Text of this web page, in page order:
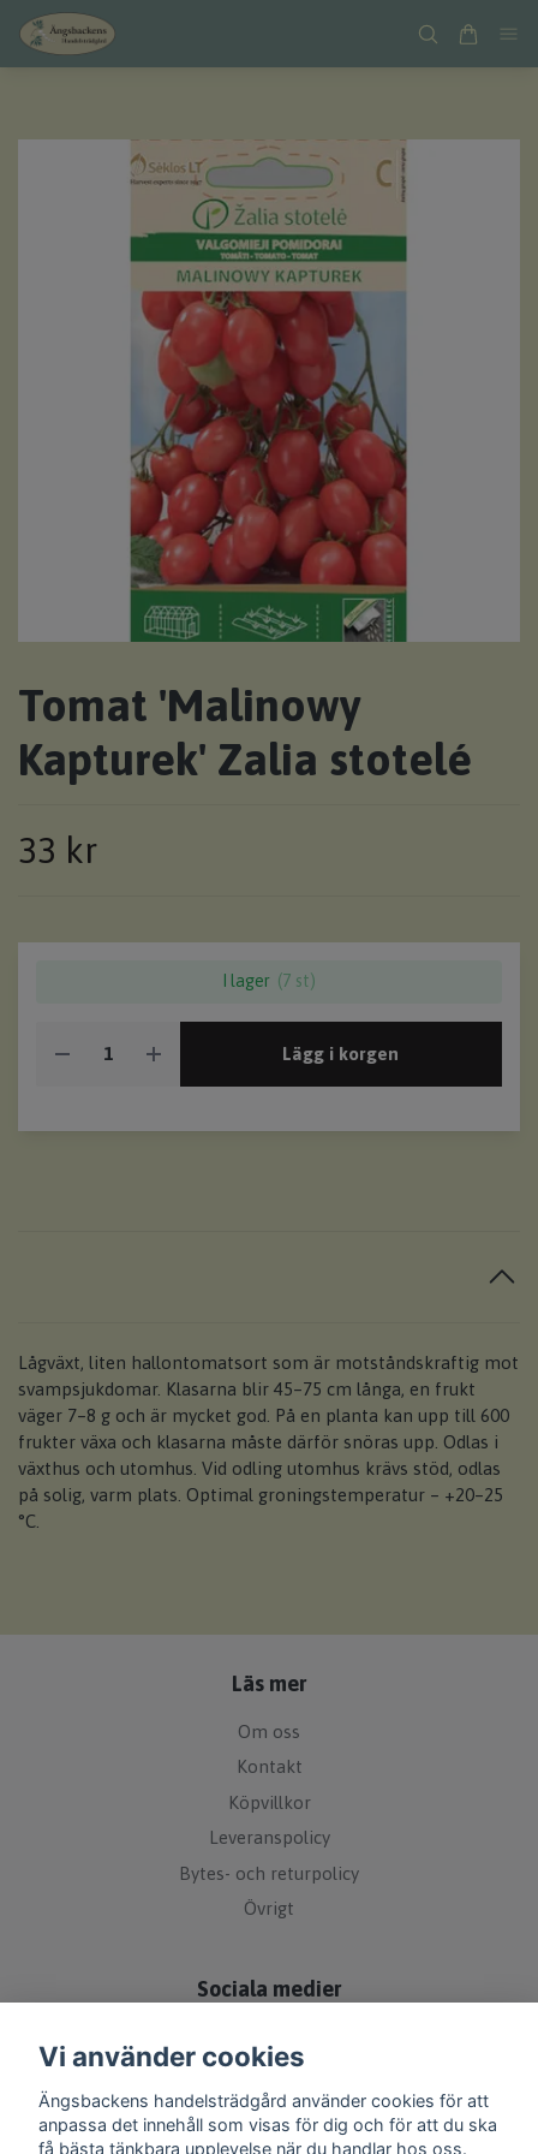
Tomat 'Malinowy
Kapturek' Zalia stotelé
33 kr
I lager (7 st)
Lägg i korgen
Lågväxt, liten hallontomatsort som är motståndskraftig mot
svampsjukdomar. Klasarna blir 45–75 cm långa, en frukt
väger 7–8 g och är mycket god. På en planta kan upp till 600
frukter växa och klasarna måste därför snöras upp. Odlas i
växthus och utomhus. Vid odling utomhus krävs stöd, odlas
på solig, varm plats. Optimal groningstemperatur – +20–25
°C.
Läs mer
Om oss
Kontakt
Köpvillkor
Leveranspolicy
Bytes- och returpolicy
Övrigt
Sociala medier
Vi använder cookies
Ängsbackens handelsträdgård använder cookies för att
anpassa det innehåll som visas för dig och för att du ska
få bästa tänkbara upplevelse när du handlar hos oss.